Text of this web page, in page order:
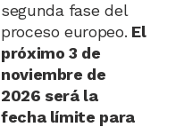
segunda fase del
proceso europeo. El
próximo 3 de
noviembre de
2026 será la
fecha límite para